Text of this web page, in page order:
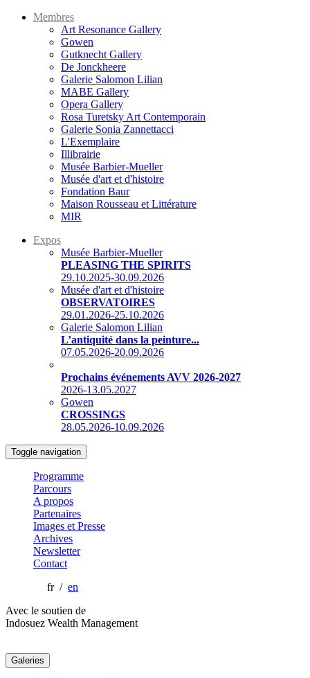
Membres
Art Resonance Gallery
Gowen
Gutknecht Gallery
De Jonckheere
Galerie Salomon Lilian
MABE Gallery
Opera Gallery
Rosa Turetsky Art Contemporain
Galerie Sonia Zannettacci
L'Exemplaire
Illibrairie
Musée Barbier-Mueller
Musée d'art et d'histoire
Fondation Baur
Maison Rousseau et Littérature
MIR
Expos
Musée Barbier-Mueller
PLEASING THE SPIRITS
29.10.2025-30.09.2026
Musée d'art et d'histoire
OBSERVATOIRES
29.01.2026-25.10.2026
Galerie Salomon Lilian
L’antiquité dans la peinture...
07.05.2026-20.09.2026
Prochains événements AVV 2026-2027
2026-13.05.2027
Gowen
CROSSINGS
28.05.2026-10.09.2026
Toggle navigation
Programme
Parcours
A propos
Partenaires
Images et Presse
Archives
Newsletter
Contact
fr / en
Avec le soutien de
Indosuez Wealth Management
Galeries